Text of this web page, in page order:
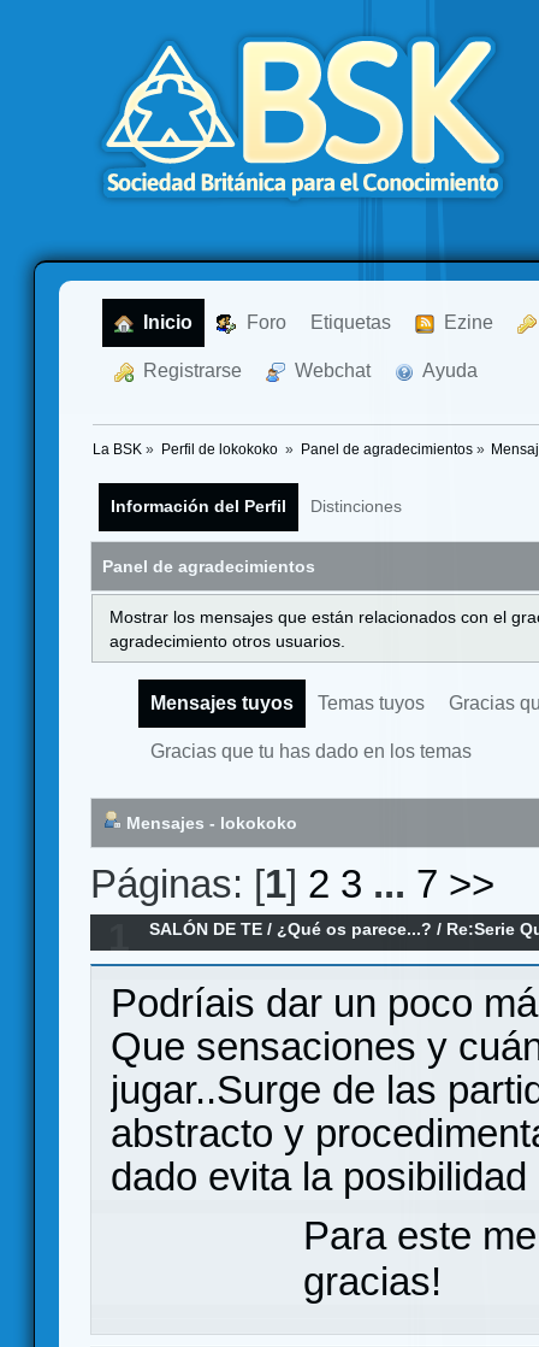
Inicio Foro Etiquetas Ezine
Registrarse Webchat Ayuda
La BSK » Perfil de lokokoko » Panel de agradecimientos»
Información del Perfil Distinciones
Panel de agradecimientos
Mostrar los mensajes que están relacionados con el
agradecimiento otros usuarios.
Mensajes tuyos Temas tuyos Gracias
Gracias que tu has dado en los temas
Mensajes - lokokoko
Páginas: [1] 2 3 ... 7 >>
SALÓN DE TE /¿Qué os parece...? / Re:Serie
Podríais dar un poco
Que sensaciones y
jugar..Surge de las
abstracto y
dado evita la
Para este
gracias!